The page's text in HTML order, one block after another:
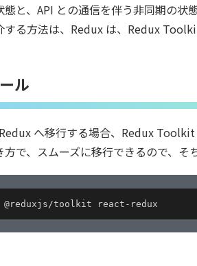
態と、API との通信を伴う非同期の状
する方法は、Redux は、Redux
ル
へ移行する場合、Redux
方で、スムーズに移行できるので、そ
toolkit react-redux